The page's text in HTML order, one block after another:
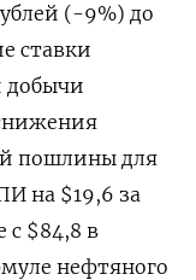
(-9%) до
ставки
добычи
пошлины для
на $19,6 за
с $84,8 в
нефтяного